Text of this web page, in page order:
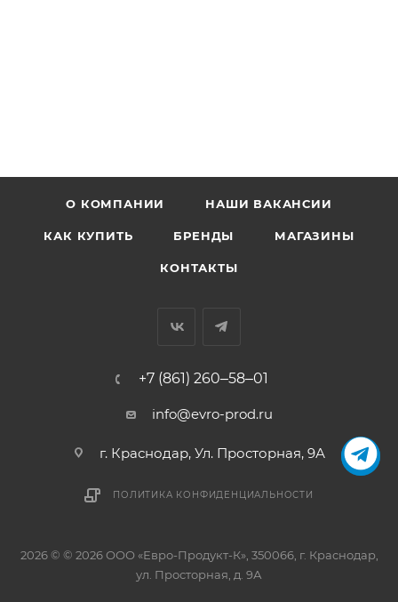
О КОМПАНИИ НАШИ ВАКАНСИИ
КАК КУПИТЬ БРЕНДЫ МАГАЗИНЫ
КОНТАКТЫ
+7 (861) 260‒58‒01
info@evro-prod.ru
г. Краснодар, ​Ул. Просторная, 9А
ПОЛИТИКА КОНФИДЕНЦИАЛЬНОСТИ
2026 © © 2026 ООО «Евро-Продукт-К», 350066, г. Краснодар,
ул. Просторная, д. 9А